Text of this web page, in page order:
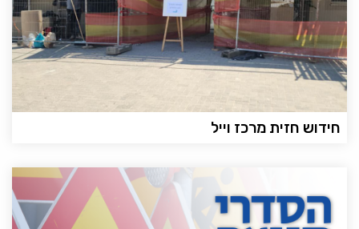
חידוש חזית מרכז וייל